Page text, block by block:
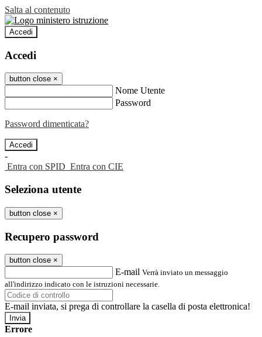
Salta al contenuto
Accedi
Accedi
button close ×
Nome Utente
Password
Password dimenticata?
-
Entra con SPID Entra con CIE
Seleziona utente
button close ×
Recupero password
button close ×
E-mail Verrà inviato un messaggio
all'indirizzo indicato con le istruzioni necessarie.
E-mail inviata, si prega di controllare la casella di posta elettronica!
Errore